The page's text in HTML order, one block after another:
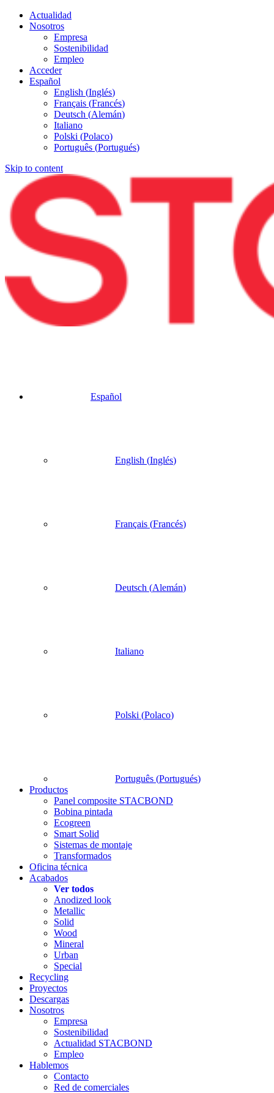
Actualidad
Nosotros
Empresa
Sostenibilidad
Empleo
Acceder
Español
English (Inglés)
Français (Francés)
Deutsch (Alemán)
Italiano
Polski (Polaco)
Português (Portugués)
Skip to content
Español
English (Inglés)
Français (Francés)
Deutsch (Alemán)
Italiano
Polski (Polaco)
Português (Portugués)
Productos
Panel composite STACBOND
Bobina pintada
Ecogreen
Smart Solid
Sistemas de montaje
Transformados
Oficina técnica
Acabados
Ver todos
Anodized look
Metallic
Solid
Wood
Mineral
Urban
Special
Recycling
Proyectos
Descargas
Nosotros
Empresa
Sostenibilidad
Actualidad STACBOND
Empleo
Hablemos
Contacto
Red de comerciales